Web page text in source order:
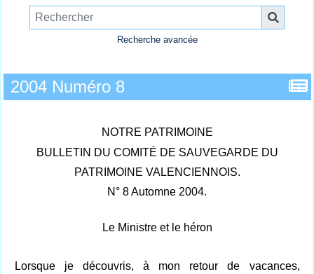
Recherche avancée
2004 Numéro 8
NOTRE PATRIMOINE
BULLETIN DU COMITÉ DE SAUVEGARDE DU
PATRIMOINE VALENCIENNOIS.
N° 8 Automne 2004.
Le Ministre et le héron
Lorsque je découvris, à mon retour de vacances,